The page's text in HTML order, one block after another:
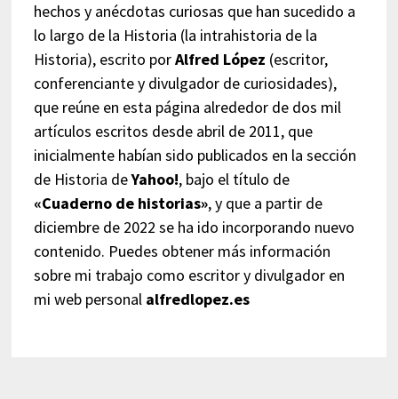
hechos y anécdotas curiosas que han sucedido a
lo largo de la Historia (la intrahistoria de la
Historia), escrito porAlfred López (escritor,
conferenciante y divulgador de curiosidades),
que reúne en esta página alrededor de dos mil
artículos escritos desde abril de 2011, que
inicialmente habían sido publicados en la sección
de Historia deYahoo!, bajo el título de
«Cuaderno de historias», y que a partir de
diciembre de 2022 se ha ido incorporando nuevo
contenido. Puedes obtener más información
sobre mi trabajo como escritor y divulgador en
mi web personal alfredlopez.es